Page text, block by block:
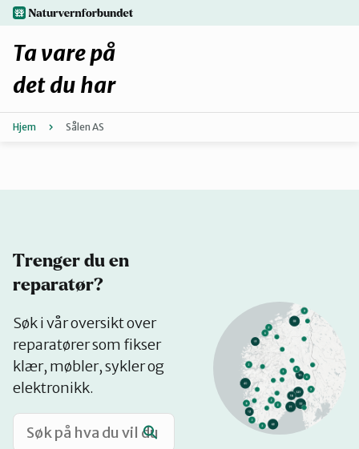
Hopp
til
hovedinnhold
Forbehold
Hvorfor reparere?
Katalog
Mitt navn
naturvernforbundet.no
Ta vare på
det du har
Hjem Sålen AS
Trenger du en
reparatør?
Søk i vår oversikt over
reparatører som fikser
klær, møbler, sykler og
elektronikk.
på
kart